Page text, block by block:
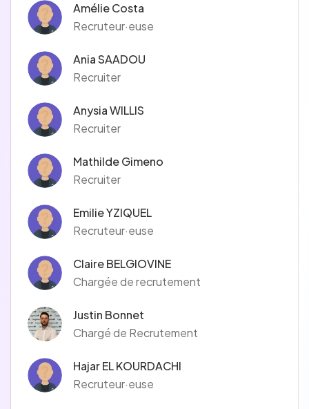
Amélie Costa
Recruteur·euse
Ania SAADOU
Recruiter
Anysia WILLIS
Recruiter
Mathilde Gimeno
Recruiter
Emilie YZIQUEL
Recruteur·euse
Claire BELGIOVINE
Chargée de recrutement
Justin Bonnet
Chargé de Recrutement
Hajar EL KOURDACHI
Recruteur·euse